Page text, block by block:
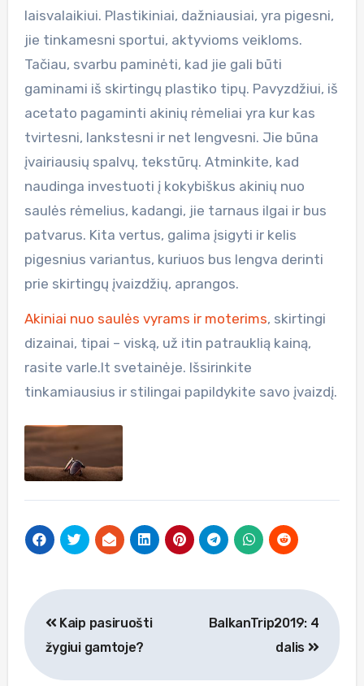
laisvalaikiui. Plastikiniai, dažniausiai, yra pigesni,
jie tinkamesni sportui, aktyvioms veikloms.
Tačiau, svarbu paminėti, kad jie gali būti
gaminami iš skirtingų plastiko tipų. Pavyzdžiui, iš
acetato pagaminti akinių rėmeliai yra kur kas
tvirtesni, lankstesni ir net lengvesni. Jie būna
įvairiausių spalvų, tekstūrų. Atminkite, kad
naudinga investuoti į kokybiškus akinių nuo
saulės rėmelius, kadangi, jie tarnaus ilgai ir bus
patvarus. Kita vertus, galima įsigyti ir kelis
pigesnius variantus, kuriuos bus lengva derinti
prie skirtingų įvaizdžių, aprangos.
Akiniai nuo saulės vyrams ir moterims, skirtingi
dizainai, tipai – viską, už itin patrauklią kainą,
rasite varle.lt svetainėje. Išsirinkite
tinkamiausius ir stilingai papildykite savo įvaizdį.
Navigacija
tarp
įrašų
Kaip pasiruošti
žygiui gamtoje?
BalkanTrip2019: 4
dalis